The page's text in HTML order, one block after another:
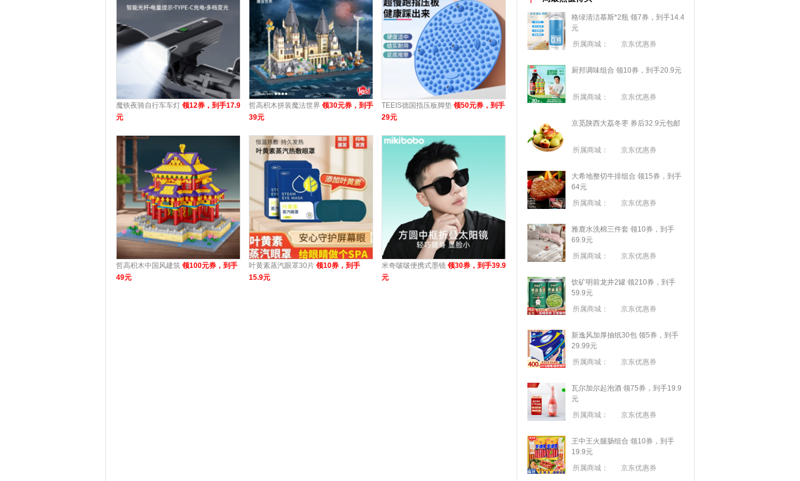
魔铁夜骑自行车车灯 领12券，到手17.9
元
哲高积木拼装魔法世界 领30元券，到手
39元
TEEIS德国指压板脚垫 领50元券，到手
29元
哲高积木中国风建筑 领100元券，到手
49元
叶黄素蒸汽眼罩30片 领10券，到手
15.9元
米奇啵啵便携式墨镜 领30券，到手39.9
元
格绿清洁慕斯*2瓶 领7券，到手14.4
元
所属商城：
京东优惠券
厨邦调味组合 领10券，到手20.9元
所属商城： 京东优惠券
京觅陕西大荔冬枣 券后32.9元包邮
所属商城： 京东优惠券
大希地整切牛排组合 领15券，到手
64元
所属商城：
京东优惠券
雅鹿水洗棉三件套 领10券，到手
69.9元
所属商城：
京东优惠券
饮矿明前龙井2罐 领210券，到手
59.9元
所属商城：
京东优惠券
新逸风加厚抽纸30包 领5券，到手
29.99元
所属商城：
京东优惠券
瓦尔加尔起泡酒 领75券，到手19.9
元
所属商城：
京东优惠券
王中王火腿肠组合 领10券，到手
19.9元
所属商城：
京东优惠券